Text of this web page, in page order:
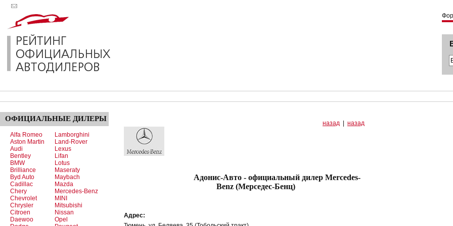
ОФИЦИАЛЬНЫЕ ДИЛЕРЫ
Alfa Romeo
Aston Martin
Audi
Bentley
BMW
Brilliance
Byd Auto
Cadillac
Chery
Chevrolet
Chrysler
Citroen
Daewoo
Lamborghini
Land-Rover
Lexus
Lifan
Lotus
Maseraty
Maybach
Mazda
Mercedes-Benz
MINI
Mitsubishi
Nissan
Opel
назад назад
Адонис-Авто - официальный дилер Mercedes-
Benz (Мерседес-Бенц)
Адрес: